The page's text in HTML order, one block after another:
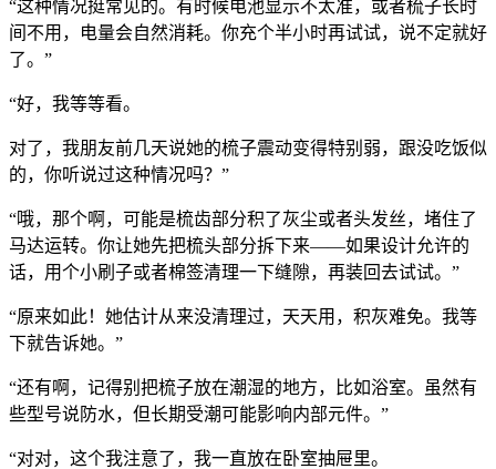
“这种情况挺常见的。有时候电池显示不太准，或者梳子长时
间不用，电量会自然消耗。你充个半小时再试试，说不定就好
了。”
“好，我等等看。
对了，我朋友前几天说她的梳子震动变得特别弱，跟没吃饭似
的，你听说过这种情况吗？”
“哦，那个啊，可能是梳齿部分积了灰尘或者头发丝，堵住了
马达运转。你让她先把梳头部分拆下来——如果设计允许的
话，用个小刷子或者棉签清理一下缝隙，再装回去试试。”
“原来如此！她估计从来没清理过，天天用，积灰难免。我等
下就告诉她。”
“还有啊，记得别把梳子放在潮湿的地方，比如浴室。虽然有
些型号说防水，但长期受潮可能影响内部元件。”
“对对，这个我注意了，我一直放在卧室抽屉里。